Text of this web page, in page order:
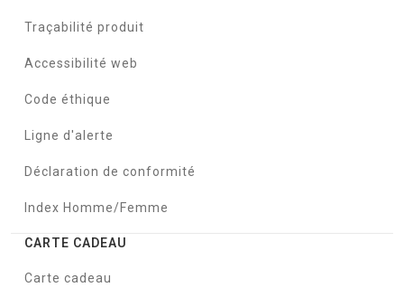
Traçabilité produit
Accessibilité web
Code éthique
Ligne d'alerte
Déclaration de conformité
Index Homme/Femme
CARTE CADEAU
Carte cadeau